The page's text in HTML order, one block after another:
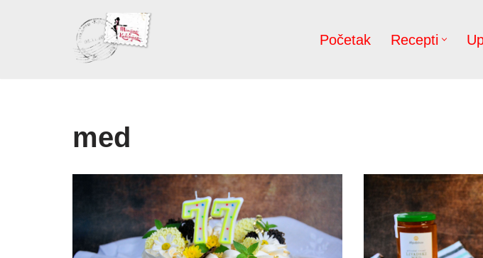
Početak Recepti
med